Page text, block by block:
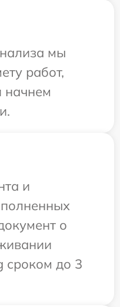
мы
работ,
начнем
и
о
сроком до 3